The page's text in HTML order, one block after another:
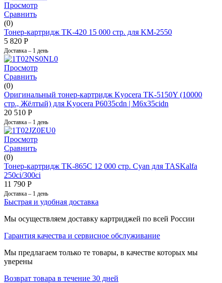
Просмотр
Сравнить
(0)
Тонер-картридж TK-420 15 000 стр. для KM-2550
5 820 Р
Доставка – 1 день
Просмотр
Сравнить
(0)
Оригинальный тонер-картридж Kyocera TK-5150Y (10000
стр., Жёлтый) для Kyocera​ P6035cdn | M6x35cidn
20 510 Р
Доставка – 1 день
Просмотр
Сравнить
(0)
Тонер-картридж TK-865C 12 000 стр. Cyan для TASKalfa
250ci/300ci
11 790 Р
Доставка – 1 день
Быстрая и удобная доставка
Мы осуществляем доставку картриджей по всей России
Гарантия качества и сервисное обслуживание
Мы предлагаем только те товары, в качестве которых мы
уверены
Возврат товара в течение 30 дней